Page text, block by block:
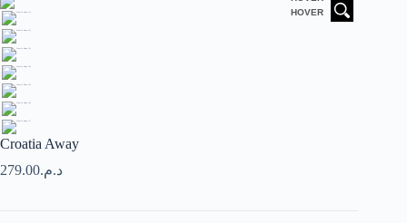
HOVER
Croatia Away
د.م.279.00